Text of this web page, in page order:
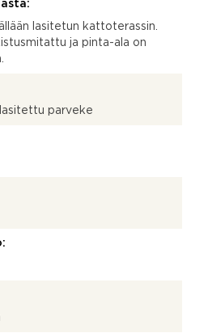
lasitetun kattoterassin.
ja pinta-ala on
parveke